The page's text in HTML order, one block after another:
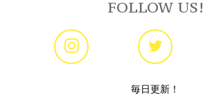
FOLLOW US!
毎日更新！